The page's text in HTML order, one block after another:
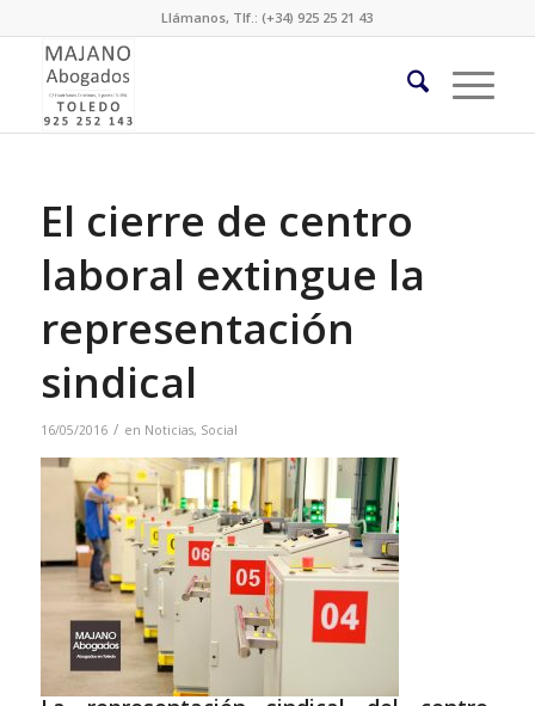
Llámanos, Tlf.: (+34) 925 25 21 43
El cierre de centro
laboral extingue la
representación
sindical
16/05/2016 / en Noticias, Social